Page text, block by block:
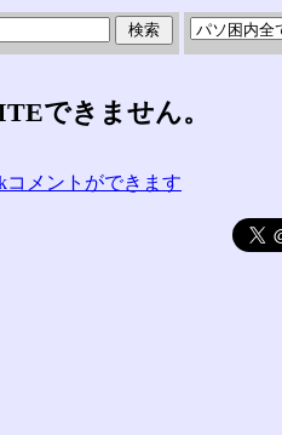
できません。
コメントができます